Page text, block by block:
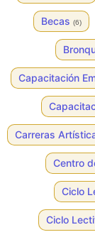
Becas (6)
Capacitación
Carreras
Centro
Ciclo
Ciclo